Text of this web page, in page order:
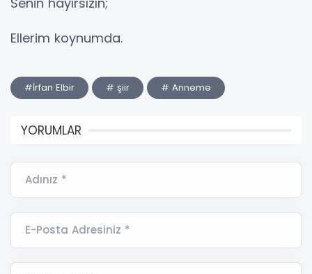
Ellerim koynumda.
#İrfan Elbir # şiir # Anneme
YORUMLAR
Adınız *
E-Posta Adresiniz *